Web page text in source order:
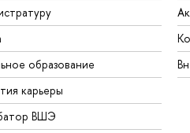
образование
карьеры
ВШЭ